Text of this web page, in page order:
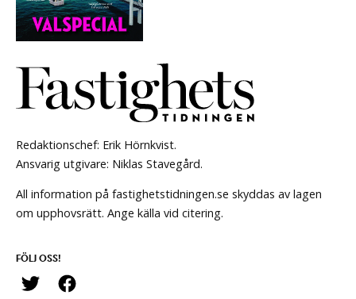
Redaktionschef: Erik Hörnkvist.
Ansvarig utgivare: Niklas Stavegård.
All information på fastighetstidningen.se skyddas av lagen
om upphovsrätt. Ange källa vid citering.
FÖLJ OSS!